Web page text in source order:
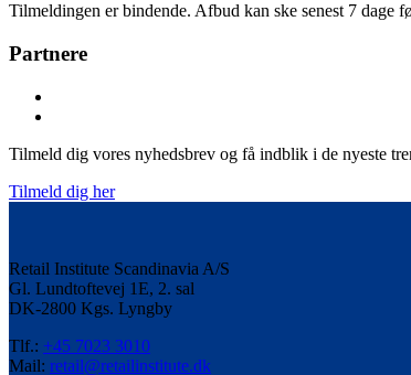
Tilmeldingen er bindende. Afbud kan ske senest 7 dage
Partnere
Tilmeld dig vores nyhedsbrev og få indblik i de nyeste
Tilmeld dig her
Retail Institute Scandinavia A/S
Gl. Lundtoftevej 1E, 2. sal
DK-2800 Kgs. Lyngby
Tlf.: +45 7023 3010
Mail: retail@retailinstitute.dk